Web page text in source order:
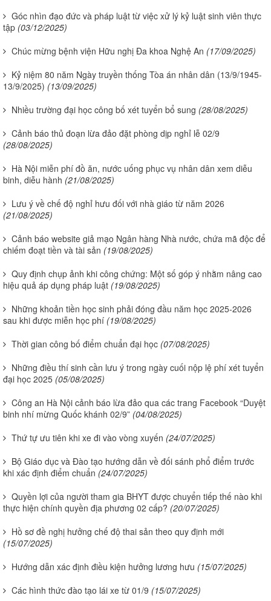
Góc nhìn đạo đức và pháp luật từ việc xử lý kỷ luật sinh viên thực
tập (03/12/2025)
Chúc mừng bệnh viện Hữu nghị Đa khoa Nghệ An (17/09/2025)
Kỷ niệm 80 năm Ngày truyền thống Tòa án nhân dân (13/9/1945-
13/9/2025) (13/09/2025)
Nhiều trường đại học công bố xét tuyển bổ sung (28/08/2025)
Cảnh báo thủ đoạn lừa đảo đặt phòng dịp nghỉ lễ 02/9
(28/08/2025)
Hà Nội miễn phí đồ ăn, nước uống phục vụ nhân dân xem diễu
binh, diễu hành (21/08/2025)
Lưu ý về chế độ nghỉ hưu đối với nhà giáo từ năm 2026
(21/08/2025)
Cảnh báo website giả mạo Ngân hàng Nhà nước, chứa mã độc để
chiếm đoạt tiền và tài sản (19/08/2025)
Quy định chụp ảnh khi công chứng: Một số góp ý nhằm nâng cao
hiệu quả áp dụng pháp luật (19/08/2025)
Những khoản tiền học sinh phải đóng đầu năm học 2025-2026
sau khi được miễn học phí (19/08/2025)
Thời gian công bố điểm chuẩn đại học (07/08/2025)
Những điều thí sinh cần lưu ý trong ngày cuối nộp lệ phí xét tuyển
đại học 2025 (05/08/2025)
Công an Hà Nội cảnh báo lừa đảo qua các trang Facebook “Duyệt
binh nhí mừng Quốc khánh 02/9” (04/08/2025)
Thứ tự ưu tiên khi xe đi vào vòng xuyến (24/07/2025)
Bộ Giáo dục và Đào tạo hướng dẫn về đối sánh phổ điểm trước
khi xác định điểm chuẩn (24/07/2025)
Quyền lợi của người tham gia BHYT được chuyển tiếp thế nào khi
thực hiện chính quyền địa phương 02 cấp? (20/07/2025)
Hồ sơ đề nghị hưởng chế độ thai sản theo quy định mới
(15/07/2025)
Hướng dẫn xác định điều kiện hưởng lương hưu (15/07/2025)
Các hình thức đào tạo lái xe từ 01/9 (15/07/2025)